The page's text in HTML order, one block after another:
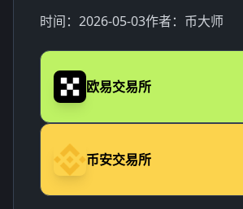
时间： 2026-05-03作者： 币大师
欧易交易所
币安交易所